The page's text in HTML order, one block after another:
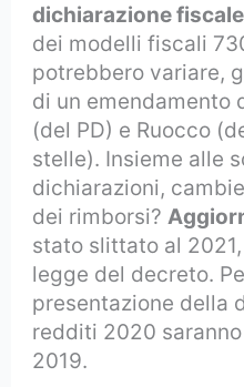
dichiarazione
dei modelli fiscali
potrebbero variare,
di un emendamento
(del PD) e Ruocco
stelle). Insieme alle
dichiarazioni,
dei rimborsi?
stato slittato al
legge del decreto.
presentazione della
redditi 2020
2019.